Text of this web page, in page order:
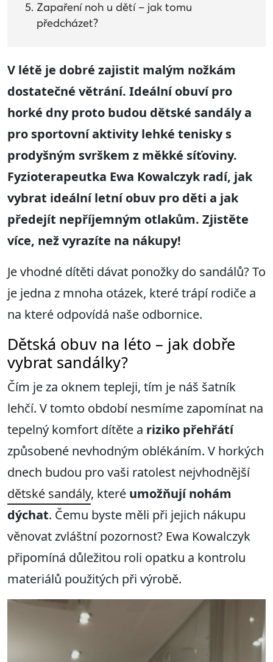
Zapaření noh u dětí – jak tomu
předcházet?
V létě je dobré zajistit malým nožkám
dostatečné větrání. Ideální obuví pro
horké dny proto budou dětské sandály a
pro sportovní aktivity lehké tenisky s
prodyšným svrškem z měkké síťoviny.
Fyzioterapeutka Ewa Kowalczyk radí, jak
vybrat ideální letní obuv pro děti a jak
předejít nepříjemným otlakům. Zjistěte
více, než vyrazíte na nákupy!
Je vhodné dítěti dávat ponožky do sandálů? To
je jedna z mnoha otázek, které trápí rodiče a
na které odpovídá naše odbornice.
Dětská obuv na léto – jak dobře
vybrat sandálky?
Čím je za oknem tepleji, tím je náš šatník
lehčí. V tomto období nesmíme zapomínat na
tepelný komfort dítěte a riziko přehřátí
způsobené nevhodným oblékáním. V horkých
dnech budou pro vaši ratolest nejvhodnější
dětské sandály, které umožňují nohám
dýchat. Čemu byste měli při jejich nákupu
věnovat zvláštní pozornost? Ewa Kowalczyk
připomíná důležitou roli opatku a kontrolu
materiálů použitých při výrobě.